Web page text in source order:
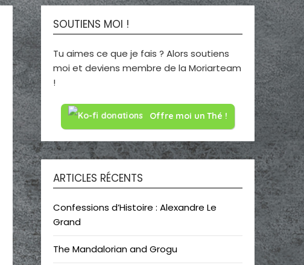
SOUTIENS MOI !
Tu aimes ce que je fais ? Alors soutiens
moi et deviens membre de la Moriarteam
!
Offre moi un Thé !
ARTICLES RÉCENTS
Confessions d’Histoire : Alexandre Le
Grand
The Mandalorian and Grogu